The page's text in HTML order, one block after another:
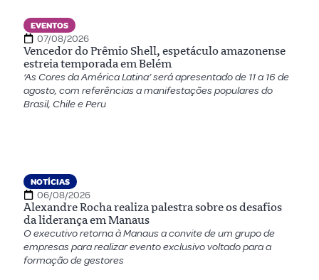
EVENTOS
07/08/2026
Vencedor do Prêmio Shell, espetáculo amazonense
estreia temporada em Belém
‘As Cores da América Latina’ será apresentado de 11 a 16 de
agosto, com referências a manifestações populares do
Brasil, Chile e Peru
NOTÍCIAS
06/08/2026
Alexandre Rocha realiza palestra sobre os desafios
da liderança em Manaus
O executivo retorna à Manaus a convite de um grupo de
empresas para realizar evento exclusivo voltado para a
formação de gestores